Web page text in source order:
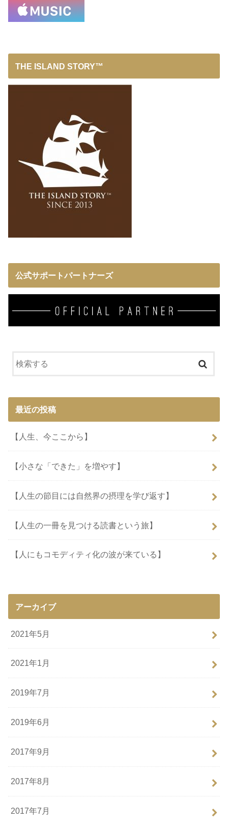
THE ISLAND STORY™
公式サポートパートナーズ
最近の投稿
【人生、今ここから】
【小さな「できた」を増やす】
【人生の節目には自然界の摂理を学び返す】
【人生の一冊を見つける読書という旅】
【人にもコモディティ化の波が来ている】
アーカイブ
2021年5月
2021年1月
2019年7月
2019年6月
2017年9月
2017年8月
2017年7月